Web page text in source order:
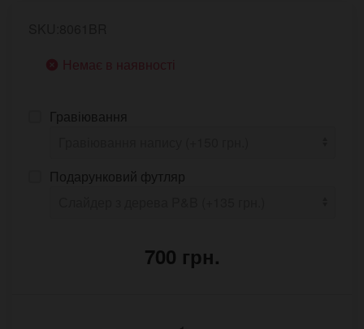
Немає в наявності
Гравіювання
Подарунковий футляр
700 грн.